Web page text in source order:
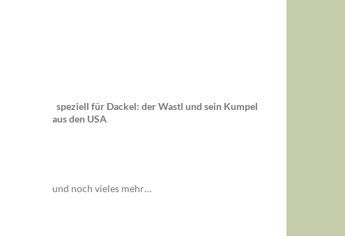
speziell für Dackel: der Wastl und sein Kumpel
aus den USA
und noch vieles mehr…